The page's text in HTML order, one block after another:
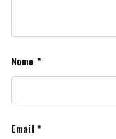
Nome *
Email *